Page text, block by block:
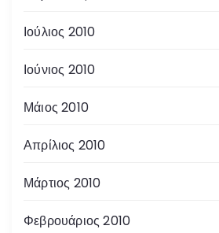
Ιούλιος 2010
Ιούνιος 2010
Μάιος 2010
Απρίλιος 2010
Μάρτιος 2010
Φεβρουάριος 2010